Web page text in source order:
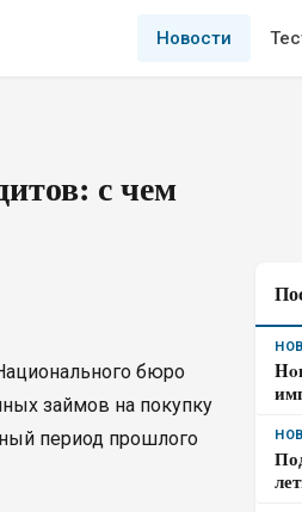
Новости
с чем
бюро
займов на покупку
период прошлого